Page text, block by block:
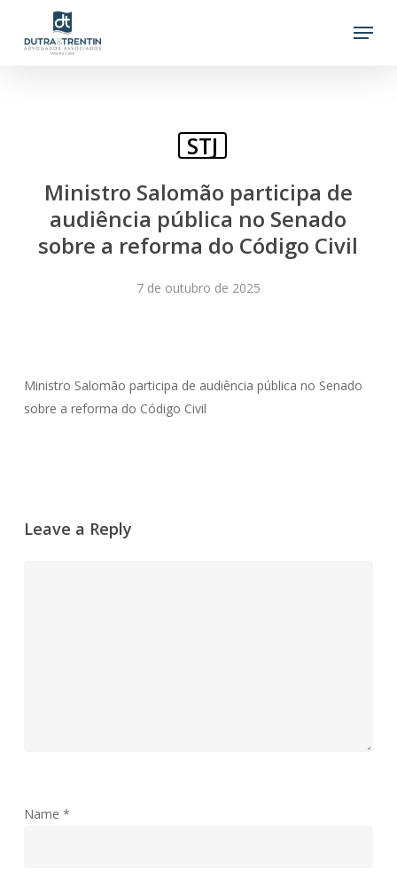
Menu
STJ
Ministro Salomão participa de
audiência pública no Senado
sobre a reforma do Código Civil
7 de outubro de 2025
Ministro Salomão participa de audiência pública no Senado
sobre a reforma do Código Civil
Leave a Reply
Name *